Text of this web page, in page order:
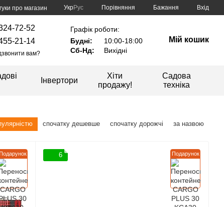
про магазин УкрРус Порівняння Бажання Вхід
72-52
21-14
вам?
Графік роботи:
Будні:
10:00-18:00
Сб-Нд:
Вихідні
Мій кошик
Інвертори
Хіти
продажу!
Садова
техніка
спочатку дешевше спочатку дорожчі за назвою
Подарунок
6